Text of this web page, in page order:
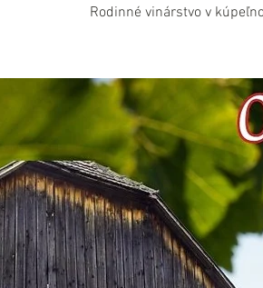
Rodinné vinárstvo v